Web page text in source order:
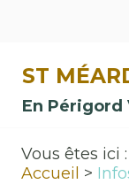
ST
En Périgord
Vous êtes ici :
Accueil